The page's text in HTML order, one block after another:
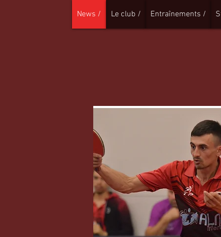
News / Le club / Entraînements /